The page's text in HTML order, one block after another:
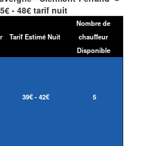
- 48€ tarif nuit
Tarif Estimé Nuit
Nombre de
chauffeur
Disponible
39€ - 42€ 5